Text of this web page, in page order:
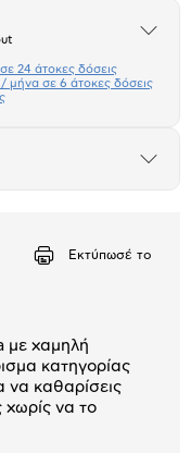
Άνοιξε
24 άτοκες δόσεις
μήνα σε 6 άτοκες δόσεις
Άνοιξε
Εκτύπωσέ το
με χαμηλή
κατηγορίας
να καθαρίσεις
να το